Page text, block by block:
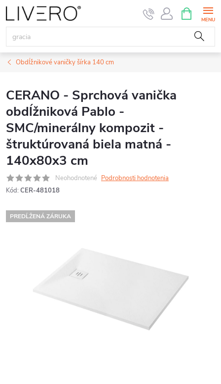
Prejsť
na
obsah
KOŠÍK
Obdĺžnikové vaničky šírka 140 cm
CERANO - Sprchová vanička
obdĺžniková Pablo -
SMC/minerálny kompozit -
štruktúrovaná biela matná -
140x80x3 cm
Neohodnotené Podrobnosti hodnotenia
Kód: CER-481018
PREDĹŽENÁ ZÁRUKA